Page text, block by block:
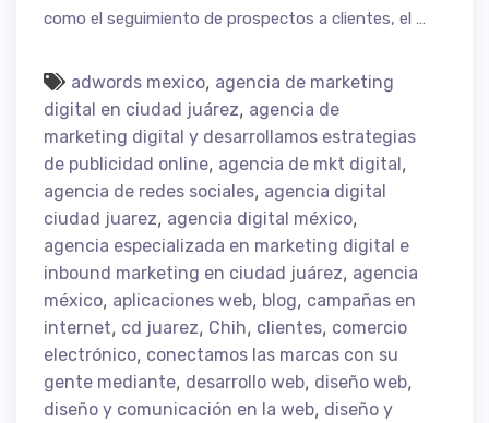
como el seguimiento de prospectos a clientes, el …
adwords mexico, agencia de marketing
digital en ciudad juárez, agencia de
marketing digital y desarrollamos estrategias
de publicidad online, agencia de mkt digital,
agencia de redes sociales, agencia digital
ciudad juarez, agencia digital méxico,
agencia especializada en marketing digital e
inbound marketing en ciudad juárez, agencia
méxico, aplicaciones web, blog, campañas en
internet, cd juarez, Chih, clientes, comercio
electrónico, conectamos las marcas con su
gente mediante, desarrollo web, diseño web,
diseño y comunicación en la web, diseño y